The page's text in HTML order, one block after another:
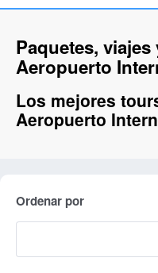
Paquetes,
Aeropuerto
Los mejores
Aeropuerto
Ordenar por